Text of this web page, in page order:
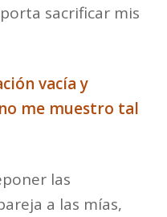
sacrificar mis
vacía y
no me muestro tal
las
a las mías,